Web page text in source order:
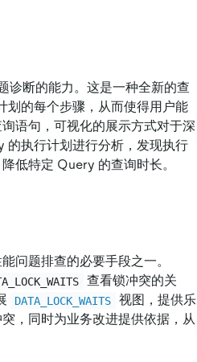
诊断的能力。这是一种全新的查
划的每个步骤，从而使得用户能
语句，可视化的展示方式对于深
的执行计划进行分析，发现执行
低特定 Query 的查询时长。
问题排查的必要手段之一。
查看锁冲突的关
DATA_LOCK_WAITS
视图，提供乐
，同时为业务改进提供依据，从